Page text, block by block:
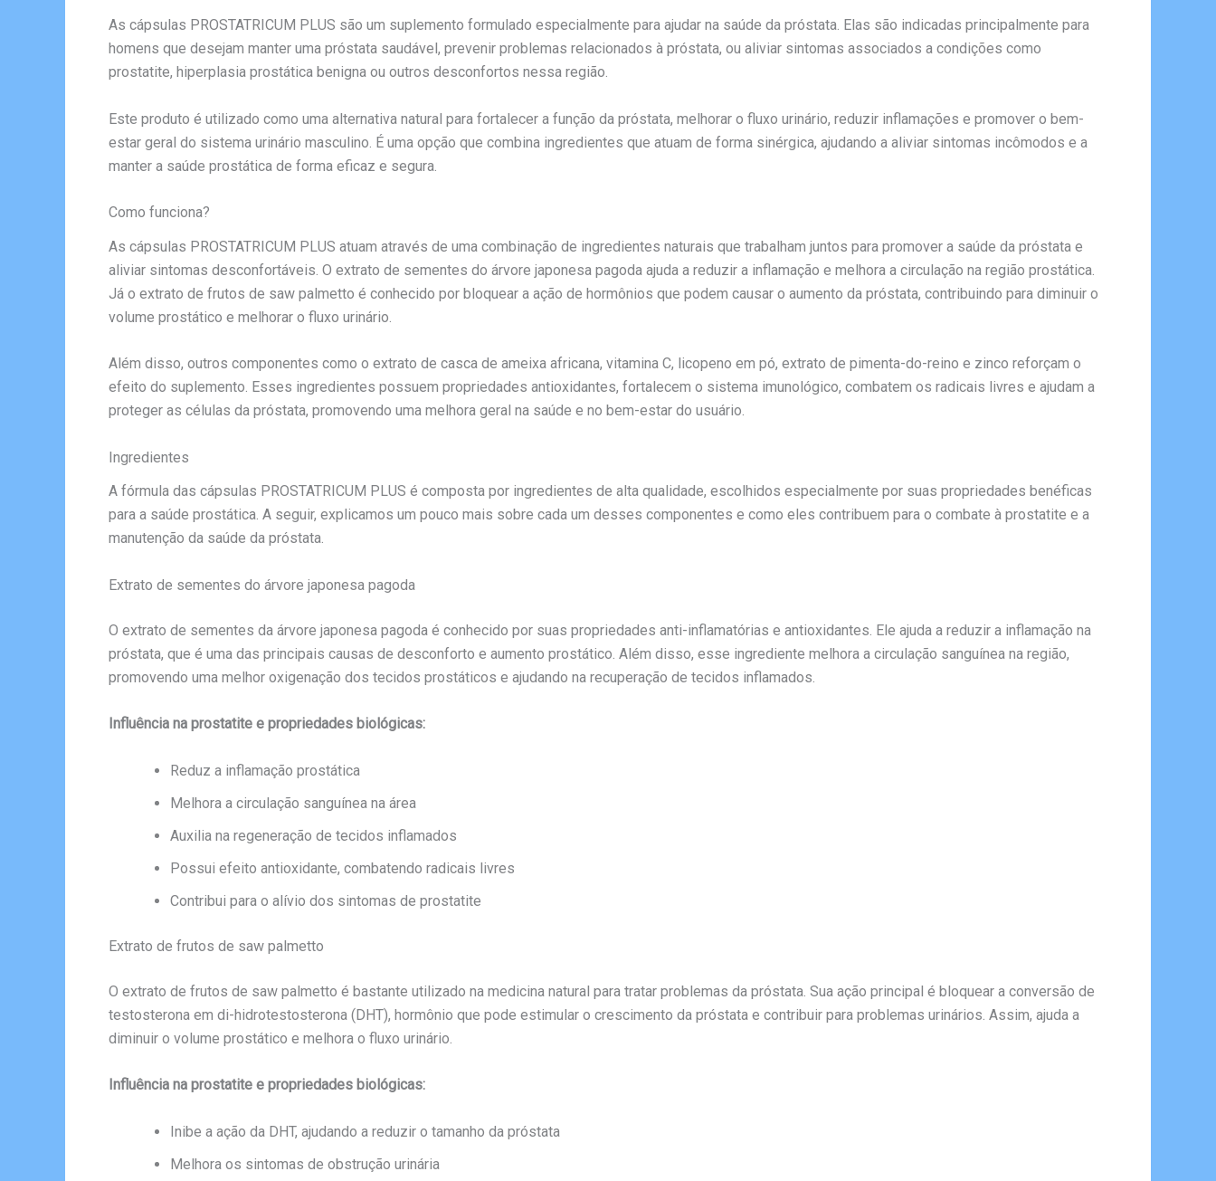
As cápsulas PROSTATRICUM PLUS são um suplemento formulado especialmente para ajudar na saúde da próstata. Elas são indicadas principalmente para
homens que desejam manter uma próstata saudável, prevenir problemas relacionados à próstata, ou aliviar sintomas associados a condições como
prostatite, hiperplasia prostática benigna ou outros desconfortos nessa região.
Este produto é utilizado como uma alternativa natural para fortalecer a função da próstata, melhorar o fluxo urinário, reduzir inflamações e promover o bem-
estar geral do sistema urinário masculino. É uma opção que combina ingredientes que atuam de forma sinérgica, ajudando a aliviar sintomas incômodos e a
manter a saúde prostática de forma eficaz e segura.
Como funciona?
As cápsulas PROSTATRICUM PLUS atuam através de uma combinação de ingredientes naturais que trabalham juntos para promover a saúde da próstata e
aliviar sintomas desconfortáveis. O extrato de sementes do árvore japonesa pagoda ajuda a reduzir a inflamação e melhora a circulação na região prostática.
Já o extrato de frutos de saw palmetto é conhecido por bloquear a ação de hormônios que podem causar o aumento da próstata, contribuindo para diminuir o
volume prostático e melhorar o fluxo urinário.
Além disso, outros componentes como o extrato de casca de ameixa africana, vitamina C, licopeno em pó, extrato de pimenta-do-reino e zinco reforçam o
efeito do suplemento. Esses ingredientes possuem propriedades antioxidantes, fortalecem o sistema imunológico, combatem os radicais livres e ajudam a
proteger as células da próstata, promovendo uma melhora geral na saúde e no bem-estar do usuário.
Ingredientes
A fórmula das cápsulas PROSTATRICUM PLUS é composta por ingredientes de alta qualidade, escolhidos especialmente por suas propriedades benéficas
para a saúde prostática. A seguir, explicamos um pouco mais sobre cada um desses componentes e como eles contribuem para o combate à prostatite e a
manutenção da saúde da próstata.
Extrato de sementes do árvore japonesa pagoda
O extrato de sementes da árvore japonesa pagoda é conhecido por suas propriedades anti-inflamatórias e antioxidantes. Ele ajuda a reduzir a inflamação na
próstata, que é uma das principais causas de desconforto e aumento prostático. Além disso, esse ingrediente melhora a circulação sanguínea na região,
promovendo uma melhor oxigenação dos tecidos prostáticos e ajudando na recuperação de tecidos inflamados.
Influência na prostatite e propriedades biológicas:
Reduz a inflamação prostática
Melhora a circulação sanguínea na área
Auxilia na regeneração de tecidos inflamados
Possui efeito antioxidante, combatendo radicais livres
Contribui para o alívio dos sintomas de prostatite
Extrato de frutos de saw palmetto
O extrato de frutos de saw palmetto é bastante utilizado na medicina natural para tratar problemas da próstata. Sua ação principal é bloquear a conversão de
testosterona em di-hidrotestosterona (DHT), hormônio que pode estimular o crescimento da próstata e contribuir para problemas urinários. Assim, ajuda a
diminuir o volume prostático e melhora o fluxo urinário.
Influência na prostatite e propriedades biológicas:
Inibe a ação da DHT, ajudando a reduzir o tamanho da próstata
Melhora os sintomas de obstrução urinária